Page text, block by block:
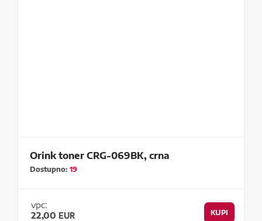
Orink toner CRG-069BK, crna
Dostupno:19
vpc:
22,00 EUR KUPI